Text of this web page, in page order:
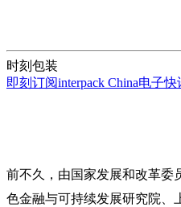
时刻包装
即刻订阅interpack China电子快
前不久，由国家发展和改革委
色金融与可持续发展研究院、